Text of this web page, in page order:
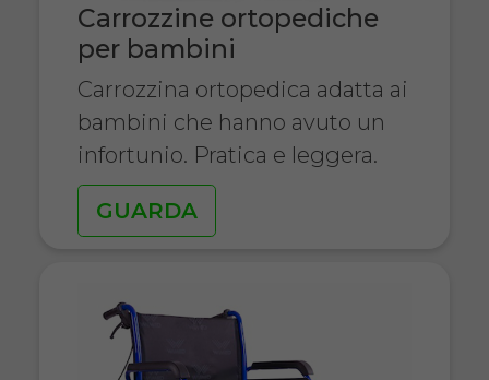
Carrozzine ortopediche
per bambini
Carrozzina ortopedica adatta ai
bambini che hanno avuto un
infortunio. Pratica e leggera.
GUARDA